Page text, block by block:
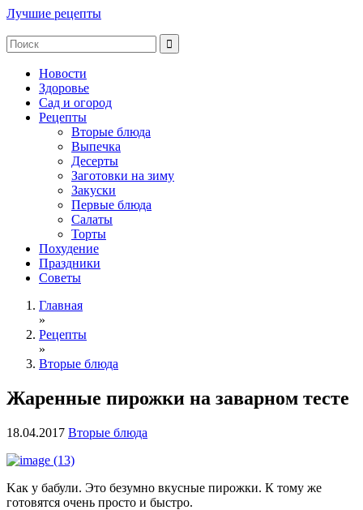
Лучшие рецепты
Новости
Здоровье
Сад и огород
Рецепты
Вторые блюда
Выпечка
Десерты
Заготовки на зиму
Закуски
Первые блюда
Салаты
Торты
Похудение
Праздники
Советы
Главная
»
Рецепты
»
Вторые блюда
Жаренные пирожки на заварном тесте
18.04.2017 Вторые блюда
Kак у бабули. Это безумно вкусные пирожки. К тому же
готовятся очень просто и быстро.